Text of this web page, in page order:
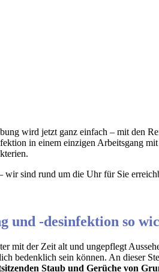
wird jetzt ganz einfach – mit den
in einem einzigen Arbeitsgang
wir sind rund um die Uhr für Sie
und -desinfektion so
mit der Zeit alt und ungepflegt
bedenklich sein können. An dieser
Staub und Gerüche von